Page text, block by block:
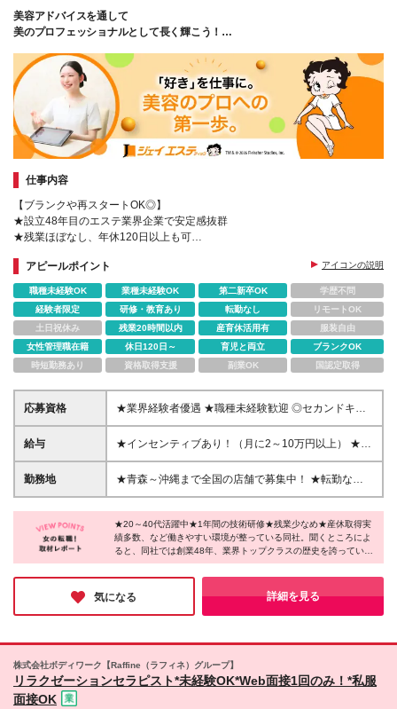
あり、期間中の差異はありません
美容アドバイスを通して
美のプロフェッショナルとして長く輝こう！
仕事内容
【ブランクや再スタートOK◎】
★設立48年目のエステ業界企業で安定感抜群
★残業ほぼなし、年休120日以上も可
アピールポイント
アイコンの説明
職種未経験OK 業種未経験OK 第二新卒OK
学歴不問
経験者限定
研修・教育あり 転勤なし
リモートOK
土日祝休み
残業20時間以内 産育休活用有
服装自由
女性管理職在籍
休日120日～ 育児と両立
ブランクOK
時短勤務あり
資格取得支援 副業OK 国認定取得
応募資格
★業界経験者優遇 ★職種未経験歓迎 ◎セカンドキャ
リアも応援！（年齢は問いません！） ＜必須条件＞
◆高卒以上 ◆美容業界勤務経験、またはエステティ
や美容分野に興味がある ◎専門的なスキルを身に付
け、女性のキレイをサポートしたい ◎前向きに仕事
給与
★インセンティブあり！（月に2～10万円以上） ★昇
給年1回＆賞与年2回！ 月給20～28万円+インセンテ
ィブ+賞与年2回 ※経験・スキルを考慮の上、決定。
用期間3ヵ月あり。期間中の給与・待遇に差異なし。
※経験者には経験手当別途支給（社内規定あり）。 ◆
昇給：年1回のチャンス有 ◆個人インセンティブ有 ◆
インセンティブ支給も充実！モチベーションを高く持
ちながら楽しく働けます。
勤務地
★青森～沖縄まで全国の店舗で募集中！ ★転勤なし
★天神店は4月24日に移転リニューアルオープン！ ■
青森(青森、八戸、弘前) ■岩手(盛岡、北上) ■秋田(秋
田) ■宮城(古川、利府) ■山形(イオン米沢、三川) ■福島
(福島南、会津、いわき) ■茨城(つくば、下館、古河、
ひたちなか、水戸、日立) ■栃木(イトーヨーカドー宇
都宮、アピタ宇都宮、インターパーク宇都宮、大田
原、小山、足利、佐野) ■群馬(前橋) ■埼玉(大宮西、所
亀田) ■富山(富山) ■石川(金沢、小松) ■岐阜（岐阜） ■
静岡(静岡、浜松、藤枝) ■愛知(豊橋、金山) ■京都(西
★20～40代活躍中★1年間の技術研修★残業少なめ★産休取得実
績多数、など働きやすい環境が整っている同社。聞くところによ
ると、同社では創業48年、業界トップクラスの歴史を誇っている
のだとか。この環境であれば安心して働けそうですよね。産育休
の取得実績も全国で多数あり、ライフイベントを経ても長く働き
たい方にもピッタリの企業様です！
気になる 詳細を見る
株式会社ボディワーク【Raffine（ラフィネ）グループ】
リラクゼーションセラピスト*未経験OK*Web面接1回のみ！*私服
面接OK